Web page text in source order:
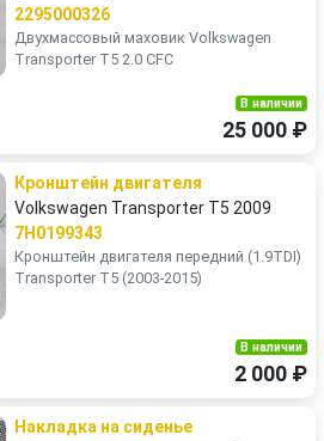
2295000326
Двухмассовый маховик Volkswagen
Transporter Т5 2.0 CFC
В наличии
25 000 ₽
Кронштейн двигателя
Volkswagen Transporter T5 2009
7H0199343
Кронштейн двигателя передний (1.9TDI)
Transporter T5 (2003-2015)
В наличии
2 000 ₽
Накладка на сиденье